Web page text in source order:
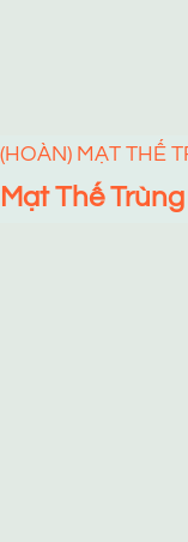
(HOÀN) MẠT THẾ
Mạt Thế